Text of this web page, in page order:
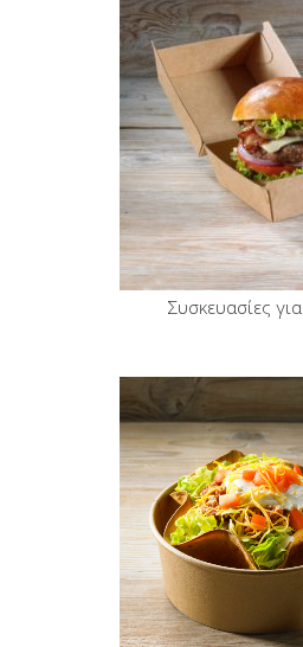
Συσκευασίες